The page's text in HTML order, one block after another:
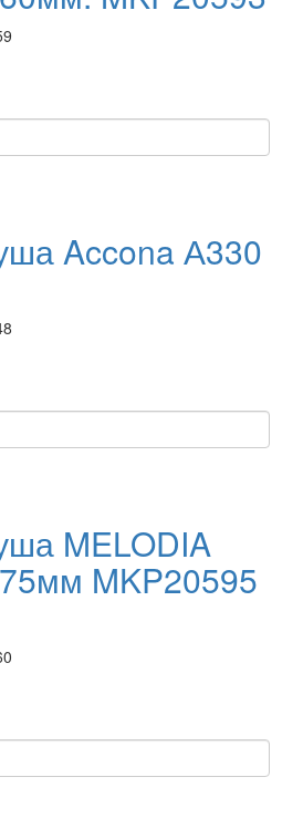
Accona А330
MELODIA
MKP20595